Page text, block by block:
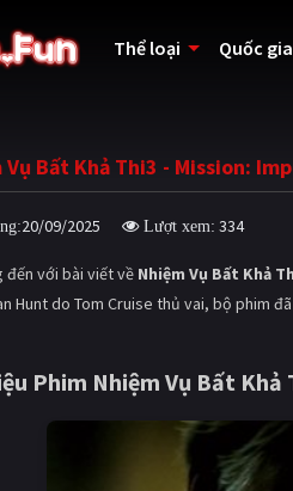
Thể loại Quốc gia
Vụ Bất Khả Thi3 - Mission:
20/09/2025 Lượt xem: 334
đến với bài viết về Nhiệm Vụ Bất Khả
Hunt do Tom Cruise thủ vai, bộ phim
Phim Nhiệm Vụ Bất Khả